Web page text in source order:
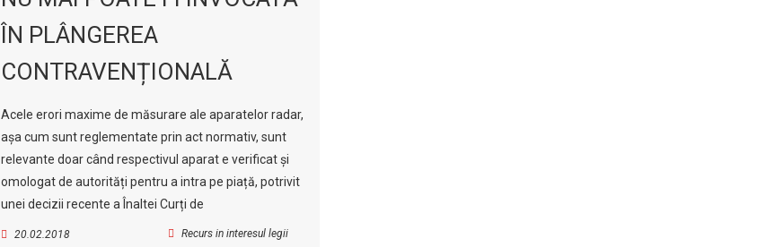
ÎN PLÂNGEREA
CONTRAVENȚIONALĂ
Acele erori maxime de măsurare ale aparatelor radar,
așa cum sunt reglementate prin act normativ, sunt
relevante doar când respectivul aparat e verificat și
omologat de autorități pentru a intra pe piață, potrivit
unei decizii recente a Înaltei Curți de
20.02.2018 Recurs in interesul legii